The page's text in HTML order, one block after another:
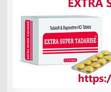
征
服
之
戰